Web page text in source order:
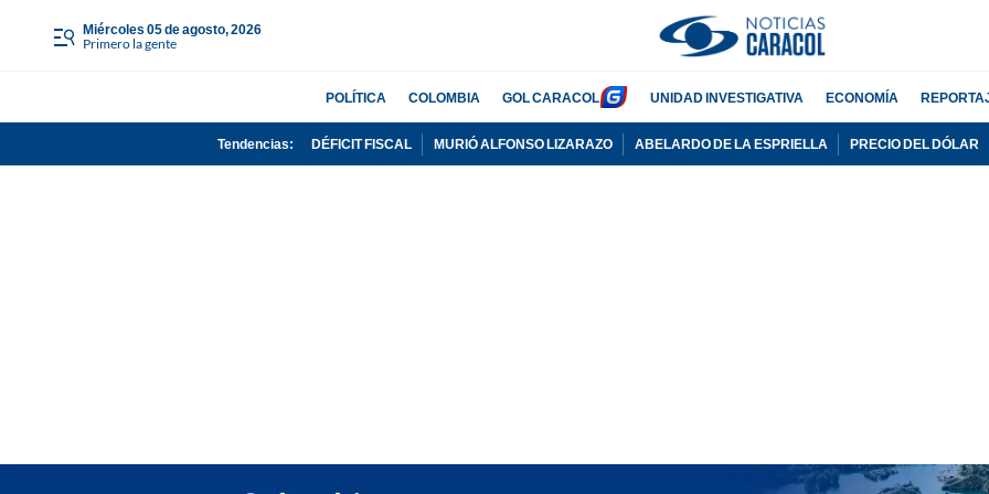
miércoles 05 de agosto, 2026
Primero la gente
POLÍTICA COLOMBIA GOL CARACOL UNIDAD INVESTIGATIVA ECONOMÍA
Tendencias: DÉFICIT FISCAL MURIÓ ALFONSO LIZARAZO ABELARDO DE LA ESPRIELLA PRECIO DEL DÓLAR